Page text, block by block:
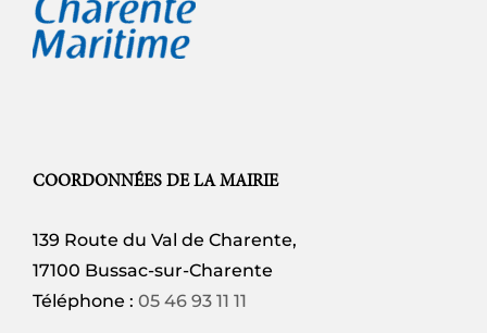
COORDONNÉES DE LA MAIRIE
139 Route du Val de Charente,
17100 Bussac-sur-Charente
Téléphone : 05 46 93 11 11